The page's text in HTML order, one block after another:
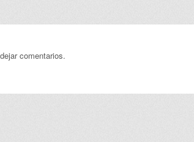
comentarios.